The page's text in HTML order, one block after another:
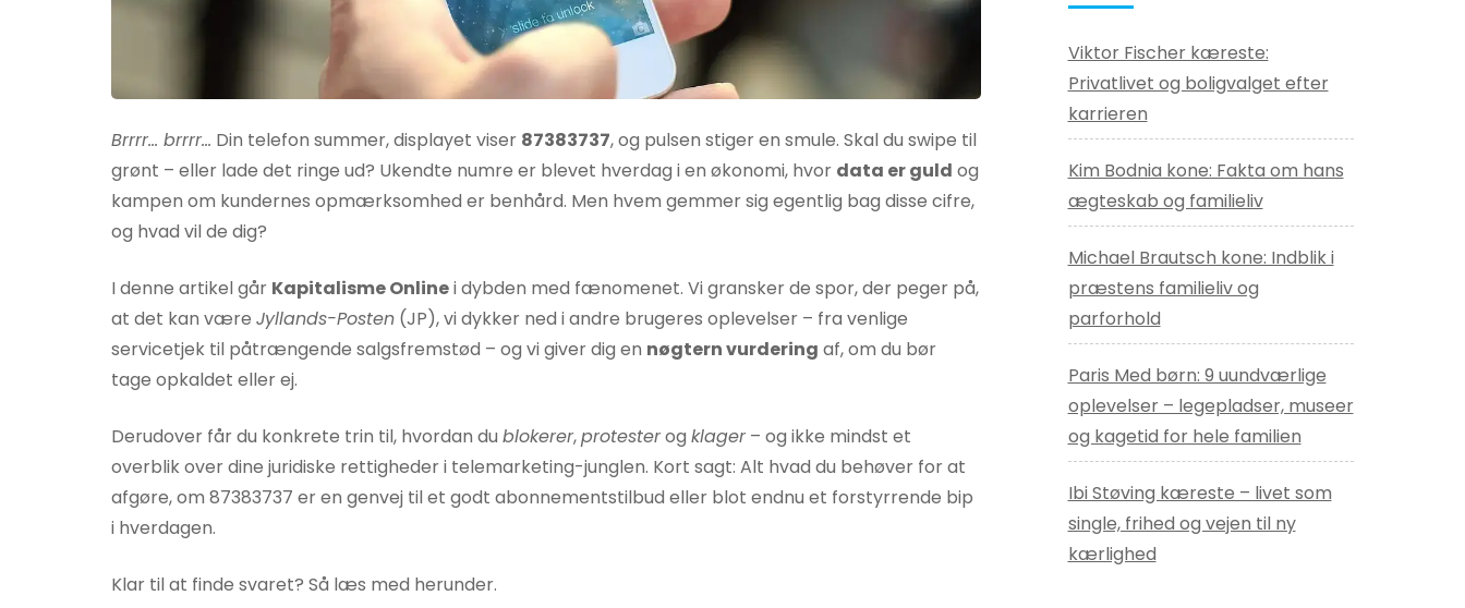
Brrrr… brrrr… Din telefon summer, displayet viser 87383737, og pulsen stiger en smule. Skal du swipe til
grønt – eller lade det ringe ud? Ukendte numre er blevet hverdag i en økonomi, hvor data er guld og
kampen om kundernes opmærksomhed er benhård. Men hvem gemmer sig egentlig bag disse cifre,
og hvad vil de dig?
I denne artikel går Kapitalisme Onlinei dybden med fænomenet. Vi gransker de spor, der peger på,
at det kan være Jyllands-Posten (JP), vi dykker ned i andre brugeres oplevelser – fra venlige
servicetjek til påtrængende salgsfremstød – og vi giver dig en nøgtern vurdering af, om du bør
tage opkaldet eller ej.
Derudover får du konkrete trin til, hvordan du blokerer,protesterog klager– og ikke mindst et
overblik over dine juridiske rettigheder i telemarketing-junglen. Kort sagt: Alt hvad du behøver for at
afgøre, om 87383737 er en genvej til et godt abonnementstilbud eller blot endnu et forstyrrende bip
i hverdagen.
Klar til at finde svaret? Så læs med herunder.
Viktor Fischer kæreste:
Privatlivet og boligvalget efter
karrieren
Kim Bodnia kone: Fakta om hans
ægteskab og familieliv
Michael Brautsch kone: Indblik i
præstens familieliv og
parforhold
Paris Med børn: 9 uundværlige
oplevelser – legepladser, museer
og kagetid for hele familien
Ibi Støving kæreste – livet som
single, frihed og vejen til ny
kærlighed